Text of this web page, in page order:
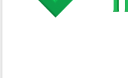
Phát động chiến dịch 30 ngày đêm
giải phóng mặt bằng Tuyến đường bộ